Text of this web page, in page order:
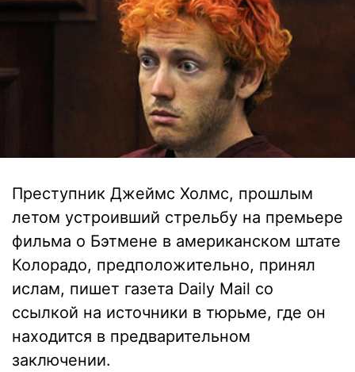
Преступник Джеймс Холмс, прошлым
летом устроивший стрельбу на премьере
фильма о Бэтмене в американском штате
Колорадо, предположительно, принял
ислам, пишет газета Daily Mail со
ссылкой на источники в тюрьме, где он
находится в предварительном
заключении.